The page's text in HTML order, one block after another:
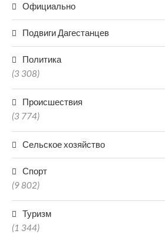
Официально
Подвиги Дагестанцев
Политика
(3 308)
Происшествия
(3 774)
Сельское хозяйство
Спорт
(9 802)
Туризм
(1 344)